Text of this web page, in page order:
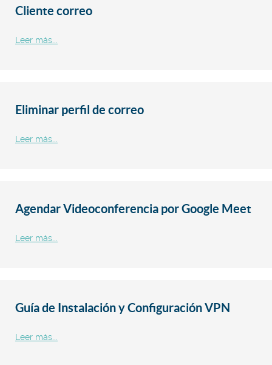
Cliente correo
Leer más...
Eliminar perfil de correo
Leer más...
Agendar Videoconferencia por Google Meet
Leer más...
Guía de Instalación y Configuración VPN
Leer más...